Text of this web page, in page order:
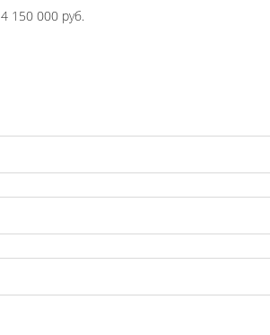
4 150 000 руб.